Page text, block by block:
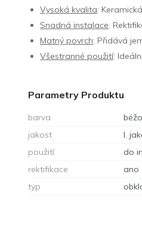
Vysoká kvalita:
Snadná instalace:
Matný povrch: Přidává
Všestranné použití:
Parametry Produktu
barva
jakost
I.
použití
do
rektifikace
ano
typ